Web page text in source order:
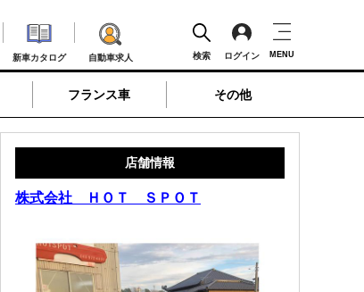
新車カタログ 自動車求人 検索 ログイン MENU
フランス車 その他
店舗情報
株式会社 ＨＯＴ ＳＰＯＴ